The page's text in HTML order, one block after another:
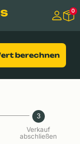
0
Wert berechnen
3
Verkauf
abschließen